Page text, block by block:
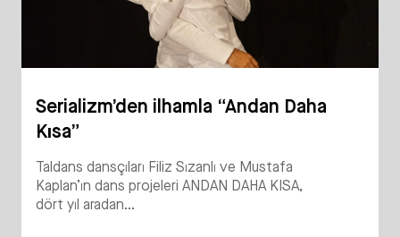
Serializm’den ilhamla “Andan Daha
Kısa”
Taldans dansçıları Filiz Sızanlı ve Mustafa
Kaplan’ın dans projeleri ANDAN DAHA KISA,
dört yıl aradan...